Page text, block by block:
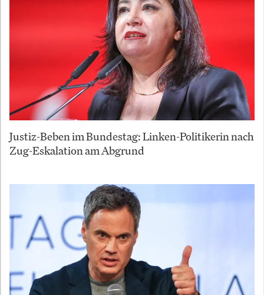
Justiz-Beben im Bundestag: Linken-Politikerin nach
Zug-Eskalation am Abgrund